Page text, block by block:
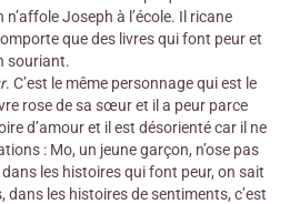
Joseph à l’école. Il ricane
que des livres qui font peur et
souriant.
. C’est le même personnage qui est le
rose de sa sœur et il a peur parce
d’amour et il est désorienté car il ne
: Mo, un jeune garçon, n’ose pas
les histoires qui font peur, on sait
dans les histoires de sentiments, c’est